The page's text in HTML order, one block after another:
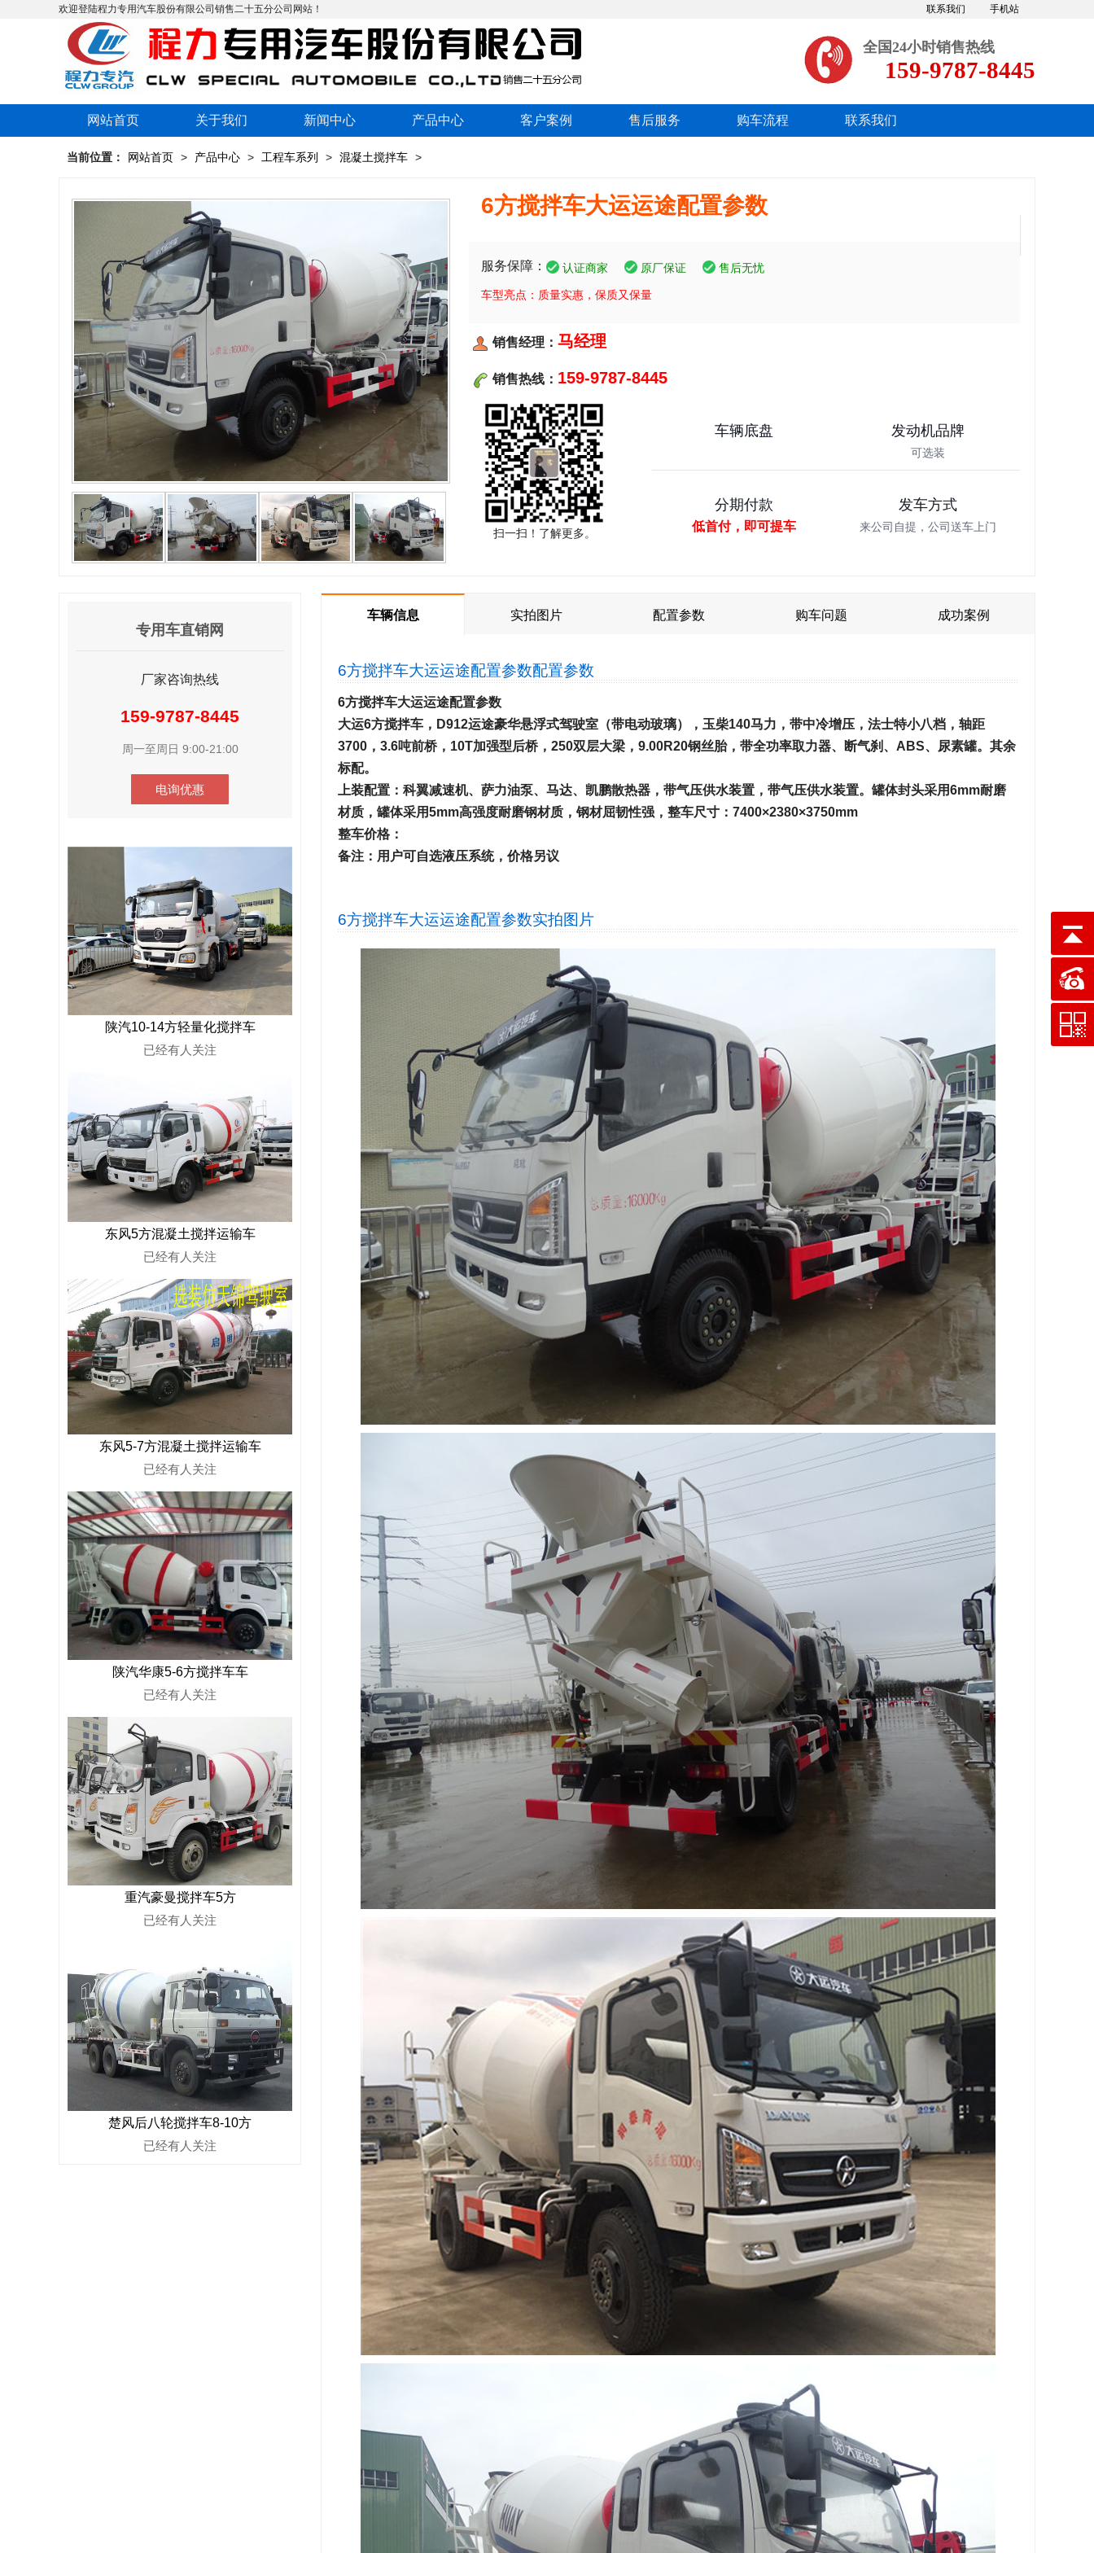
欢迎登陆程力专用汽车股份有限公司销售二十五分公司网站！ 手机站
联系我们
全国24小时销售热线
159-9787-8445
网站首页 关于我们 新闻中心 产品中心 客户案例 售后服务 购车流程 联系我们
当前位置： 网站首页 > 产品中心 > 工程车系列 > 混凝土搅拌车 >
6方搅拌车大运运途配置参数
服务保障： 认证商家 原厂保证 售后无忧
车型亮点：质量实惠，保质又保量
销售经理： 马经理
销售热线： 159-9787-8445
扫一扫！了解更多。
车辆底盘 发动机品牌
可选装
分期付款
低首付，即可提车
发车方式
来公司自提，公司送车上门
车辆信息 实拍图片 配置参数 购车问题 成功案例
6方搅拌车大运运途配置参数配置参数
6方搅拌车大运运途配置参数
大运6方搅拌车， D912运途豪华悬浮式驾驶室（带电动玻璃），玉柴140马力，带中冷增压，法士特小八档，轴距
3700，3.6吨前桥，10T加强型后桥，250双层大梁，9.00R20钢丝胎，带全功率取力器、断气刹、ABS、尿素罐。其余
标配。
上装配置：科翼减速机、萨力油泵、马达、凯鹏散热器，带气压供水装置，带气压供水装置。罐体封头采用6mm耐磨
材质，罐体采用5mm高强度耐磨钢材质，钢材屈韧性强，整车尺寸：7400×2380×3750mm
整车价格：
备注：用户可自选液压系统，价格另议
6方搅拌车大运运途配置参数实拍图片
专用车直销网
厂家咨询热线
159-9787-8445
周一至周日 9:00-21:00
电询优惠
陕汽10-14方轻量化搅拌车
已经有人关注
东风5方混凝土搅拌运输车
已经有人关注
东风5-7方混凝土搅拌运输车
已经有人关注
陕汽华康5-6方搅拌车车
已经有人关注
重汽豪曼搅拌车5方
已经有人关注
楚风后八轮搅拌车8-10方
已经有人关注